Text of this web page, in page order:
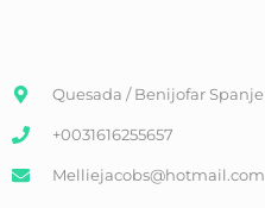
Quesada / Benijofar Spanje
+0031616255657
Melliejacobs@hotmail.com